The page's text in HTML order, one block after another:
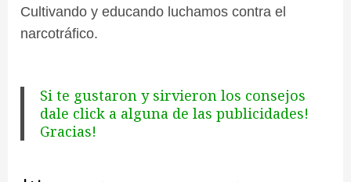
Cultivando y educando luchamos contra el
narcotráfico.
Si te gustaron y sirvieron los consejos
dale click a alguna de las publicidades!
Gracias!